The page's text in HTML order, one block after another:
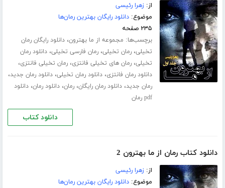
از:زهرا رئیسی
موضوع:دانلود رایگان بهترین رمان‌ها
۲۳۵ صفحه
برچسب‌ها: مجموعه از ما بهترون،دانلود رایگان رمان
تخیلی،رمان تخیلی،رمان فارسی تخیلی،دانلود رمان
تخیلی،رمان های تخیلی فانتزی،رمان تخیلی فانتزی،
دانلود رمان فانتزی،دانلود رمان تخیلی،دانلود رمان جدید،
رمان جدید،دانلود رمان رایگان،رمان،دانلود رمان،دانلود
pdf رمان
دانلود کتاب
دانلود کتاب رمان از ما بهترون 2
از:زهرا رئیسی
موضوع:دانلود رایگان بهترین رمان‌ها